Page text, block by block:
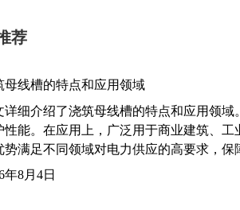
荐
母线槽的特点和应用领域
详细介绍了浇筑母线槽的特点和应用领
性能。在应用上，广泛用于商业建筑、
势满足不同领域对电力供应的高要求，保
年8月4日